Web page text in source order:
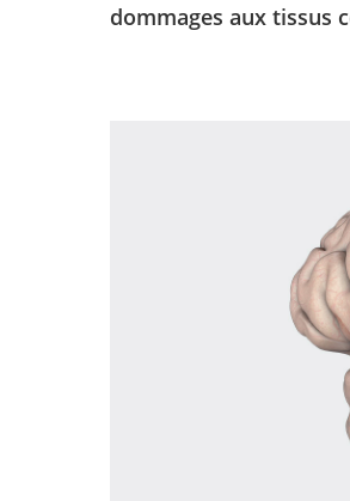
dommages aux tissus